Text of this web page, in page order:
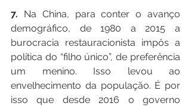
7. Na China, para conter o avanço
demográfico, de 1980 a 2015 a
burocracia restauracionista impôs a
política do “filho único”, de preferência
um menino. Isso levou ao
envelhecimento da população. É por
isso que desde 2016 o governo